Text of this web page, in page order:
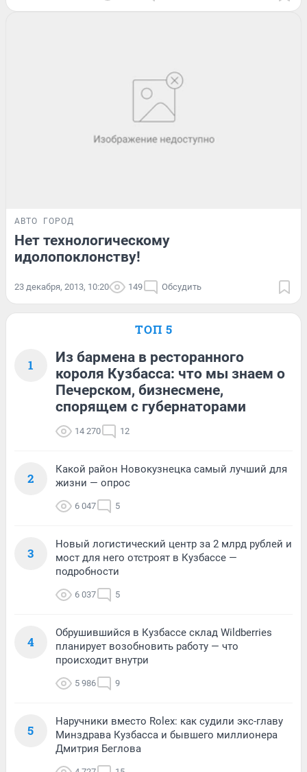
АВТО ГОРОД
Нет технологическому
идолопоклонству!
23 декабря, 2013, 10:20 149 Обсудить
ТОП 5
1
Из бармена в ресторанного
короля Кузбасса: что мы знаем о
Печерском, бизнесмене,
спорящем с губернаторами
14 270 12
2
Какой район Новокузнецка самый лучший для
жизни — опрос
6 047 5
3
Новый логистический центр за 2 млрд рублей и
мост для него отстроят в Кузбассе —
подробности
6 037 5
4
Обрушившийся в Кузбассе склад Wildberries
планирует возобновить работу — что
происходит внутри
5 986 9
5
Наручники вместо Rolex: как судили экс-главу
Минздрава Кузбасса и бывшего миллионера
Дмитрия Беглова